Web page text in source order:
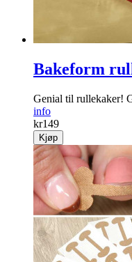
Bakeform
Genial til rullekaker!
info
kr149
Kjøp